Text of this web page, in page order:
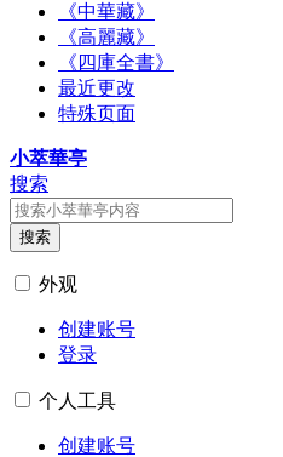
《中華藏》
《高麗藏》
《四庫全書》
最近更改
特殊页面
小萃華亭
搜索
搜索
外观
创建账号
登录
个人工具
创建账号